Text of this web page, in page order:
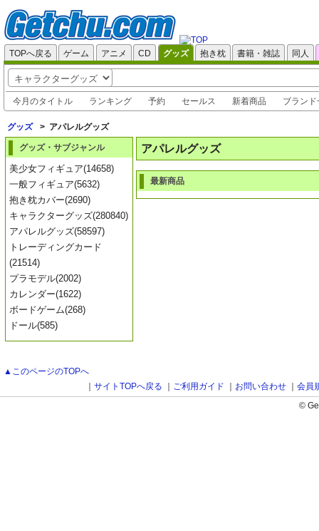
TOPへ戻る ゲーム アニメ CD グッズ 抱き枕 書籍・雑誌 同人
今月のタイトル ランキング 予約 セールス 新着商品 ブランド
グッズ> アパレルグッズ
グッズ・サブジャンル
美少女フィギュア(14658)
一般フィギュア(5632)
抱き枕カバー(2690)
キャラクターグッズ(280840)
アパレルグッズ(58597)
トレーディングカード
(21514)
プラモデル(2002)
カレンダー(1622)
ボードゲーム(268)
ドール(585)
アパレルグッズ
最新商品
▲このページのTOPへ
サイトTOPへ戻る ご利用ガイド お問い合わせ｜ 会員
©